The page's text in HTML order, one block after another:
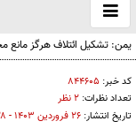
باز
و
یمن: تشکیل ائتلاف هرگز مانع
کد خبر: ۸۴۴۶۰۵
تعداد نظرات: ۲ نظر
تاریخ انتشار: ۲۶ فروردين ۱۴۰۳ - ۱۶:۲۸